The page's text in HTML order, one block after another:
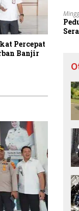
Percepat
Banjir